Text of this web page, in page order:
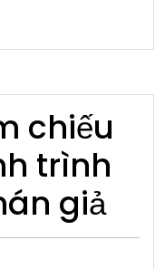
chiếu
trình
giả